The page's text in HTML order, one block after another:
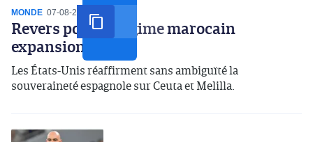
MONDE 07-08-2026 16:59
Revers pour le régime marocain
expansionniste
Les États-Unis réaffirment sans ambiguïté la
souveraineté espagnole sur Ceuta et Melilla.